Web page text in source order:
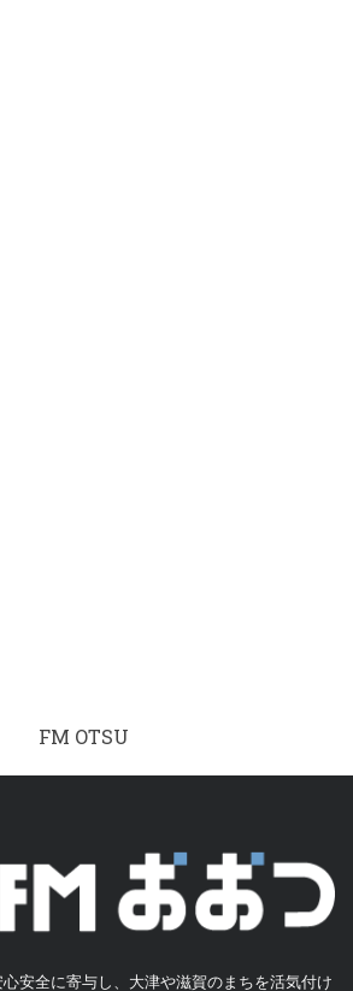
FM OTSU
安全に寄与し、大津や滋賀のまちを活気付け